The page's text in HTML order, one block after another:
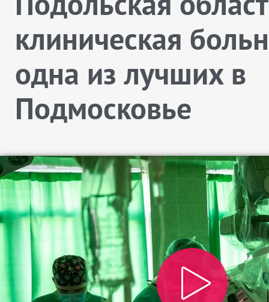
клиническая
одна из лучших в
Подмосковье